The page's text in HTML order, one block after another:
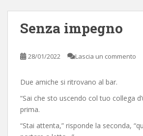
Senza impegno
28/01/2022 Lascia un commento
Due amiche si ritrovano al bar.
“Sai che sto uscendo col tuo collega
prima.
“Stai attenta,” risponde la seconda,